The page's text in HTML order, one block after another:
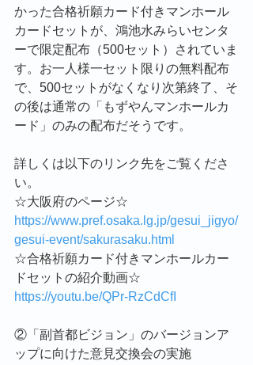
かった合格祈願カード付きマンホール
カードセットが、鴻池水みらいセンタ
ーで限定配布（500セット）されていま
す。お一人様一セット限りの無料配布
で、500セットがなくなり次第終了、そ
の後は通常の「もずやんマンホールカ
ード」のみの配布だそうです。
詳しくは以下のリンク先をご覧くださ
い。
☆大阪府のページ☆
https://www.pref.osaka.lg.jp/gesui_jigyo/
gesui-event/sakurasaku.html
☆合格祈願カード付きマンホールカー
ドセットの紹介動画☆
https://youtu.be/QPr-RzCdCfI
②「副首都ビジョン」のバージョンア
ップに向けた意見交換会の実施